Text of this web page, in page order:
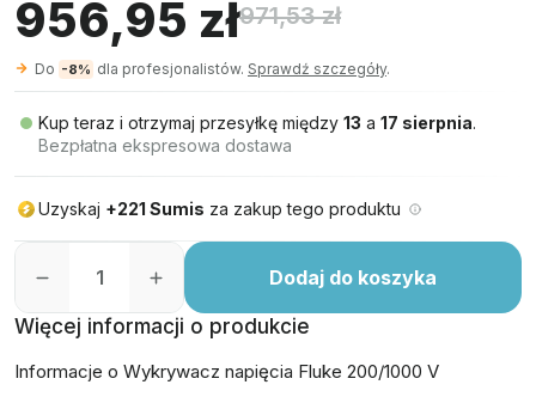
956,95 zł971,53 zł
Do -8% dla profesjonalistów. Sprawdź szczegóły.
Kup teraz i otrzymaj przesyłkę między 13 a 17 sierpnia.
Bezpłatna ekspresowa dostawa
Uzyskaj +221 Sumis za zakup tego produktu
Dodaj do koszyka
Więcej informacji o produkcie
Informacje o Wykrywacz napięcia Fluke 200/1000 V